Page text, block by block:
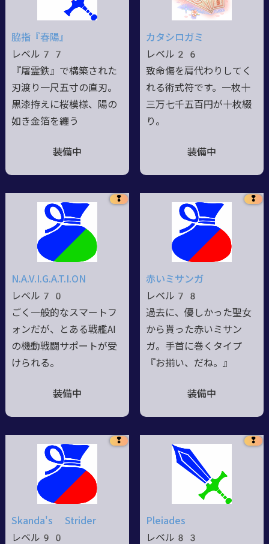
脇指『春陽』
レベル77
『屠霊鉄』で構築された
刃渡り一尺五寸の直刃。
黒漆拵えに桜模様、陽の
如き金箔を纏う
装備中
カタシロガミ
レベル26
致命傷を肩代わりしてく
れる術式符です。一枚十
三万七千五百円が十枚綴
り。
装備中
❢
N.A.V.I.G.A.T.I.ON
レベル70
ごく一般的なスマートフ
ォンだが、とある戦艦AI
の機動戦闘サポートが受
けられる。
装備中
❢
赤いミサンガ
レベル78
過去に、優しかった聖女
から貰った赤いミサン
ガ。手首に巻くタイプ
『お揃い、だね。』
装備中
❢
Skanda's Strider
レベル90
❢
Pleiades
レベル83